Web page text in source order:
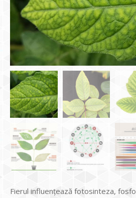
Fierul influențează fotosinteza,